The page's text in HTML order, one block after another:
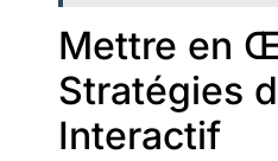
Mettre en
Stratégies
Interactif